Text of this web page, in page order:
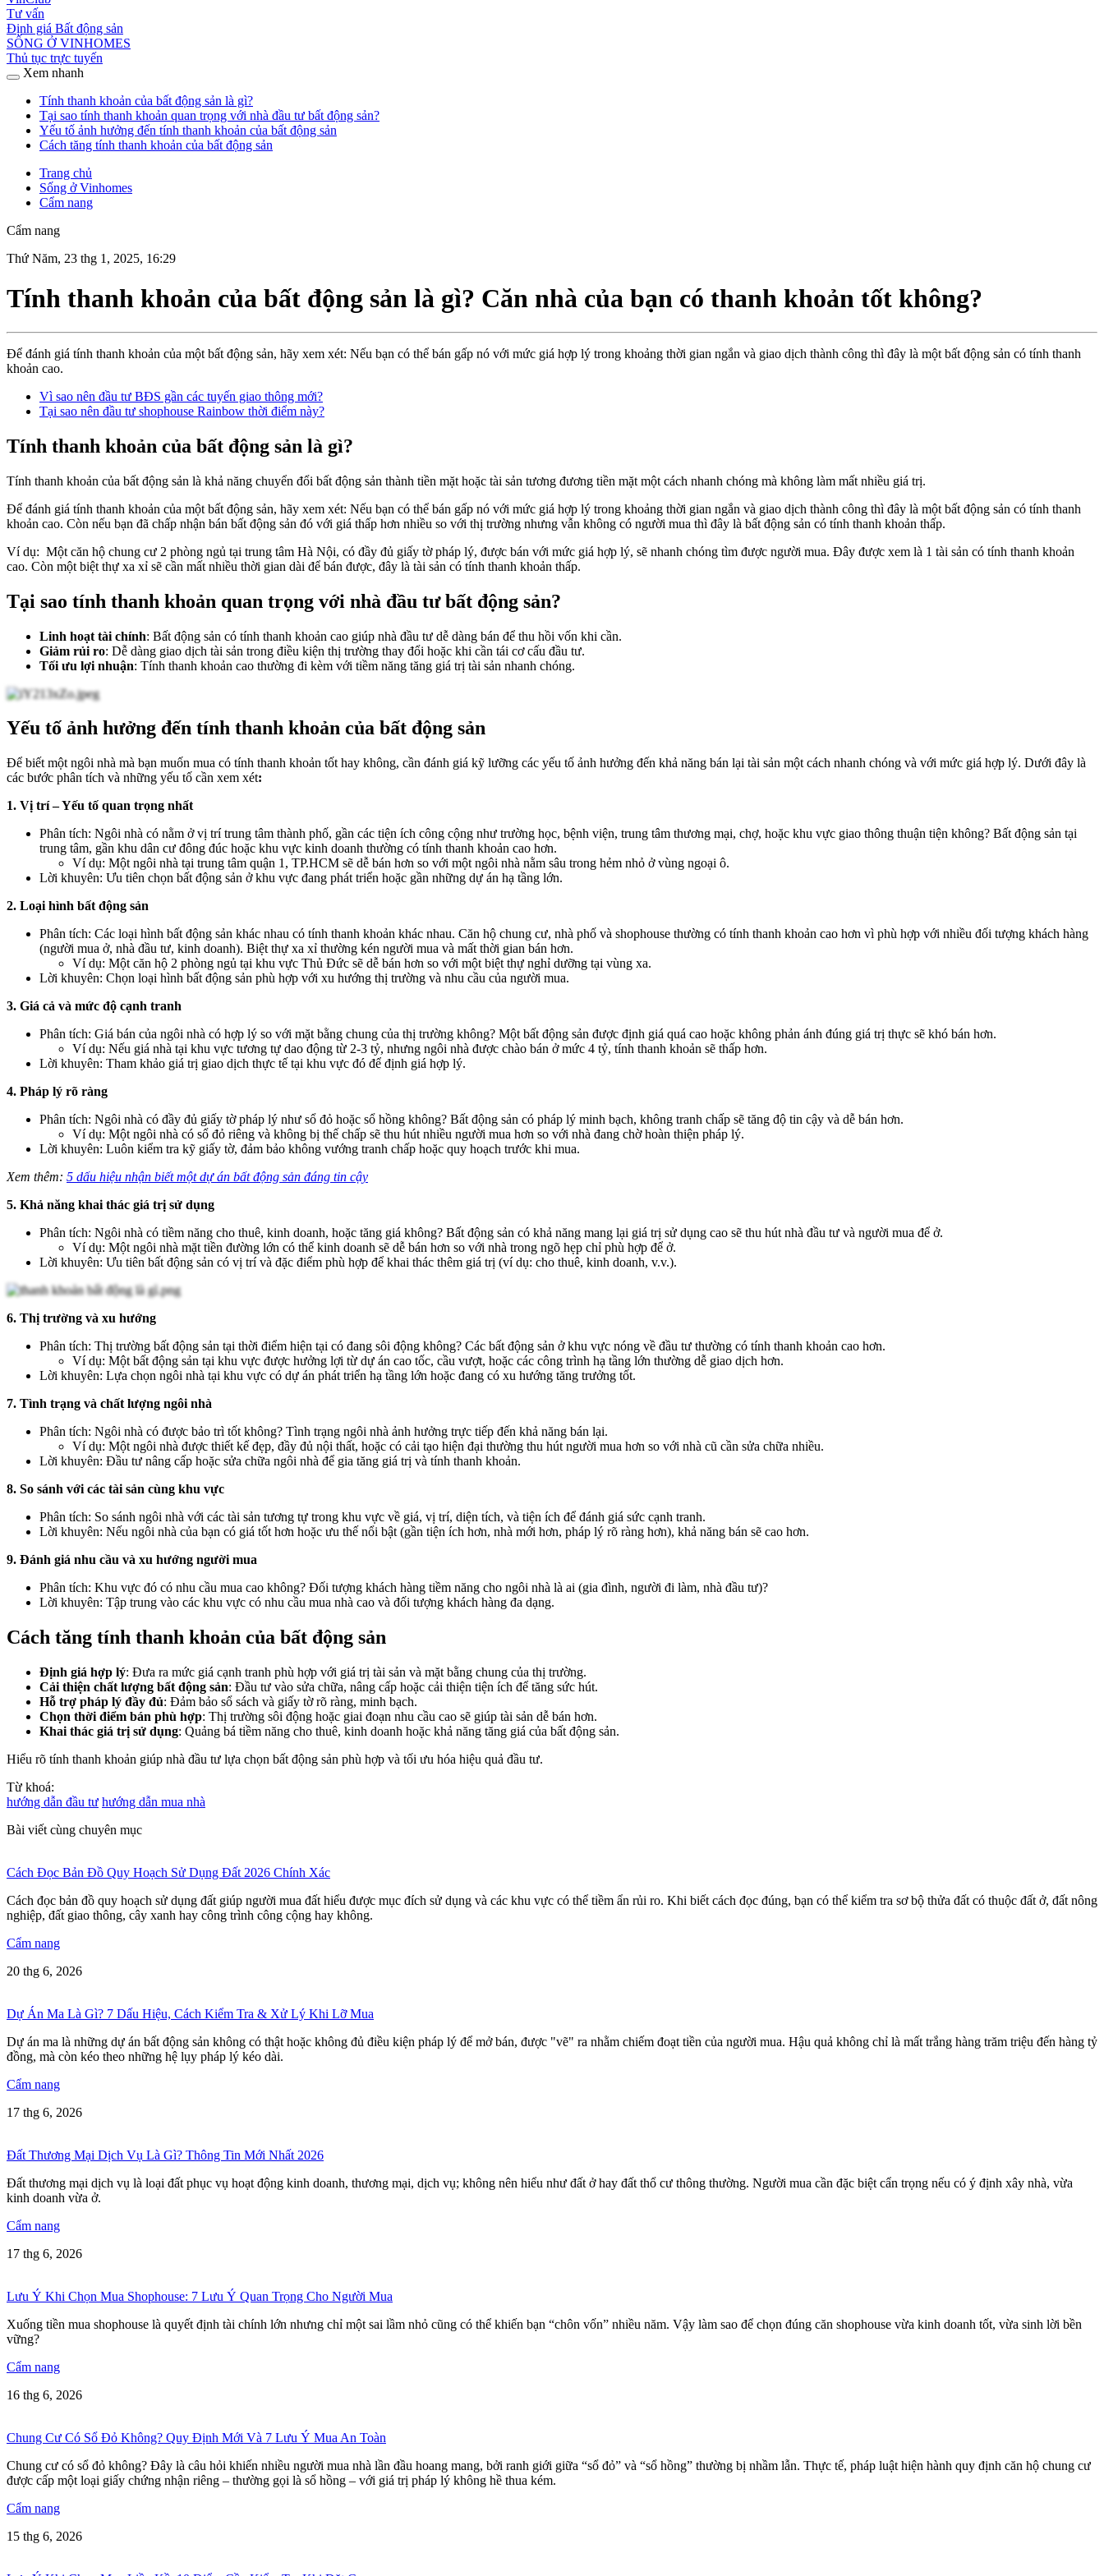
Tư vấn
Định giá Bất động sản
SỐNG Ở VINHOMES
Thủ tục trực tuyến
Xem nhanh
Tính thanh khoản của bất động sản là gì?
Tại sao tính thanh khoản quan trọng với nhà đầu tư bất động sản?
Yếu tố ảnh hưởng đến tính thanh khoản của bất động sản
Cách tăng tính thanh khoản của bất động sản
Trang chủ
Sống ở Vinhomes
Cẩm nang
Cẩm nang
Thứ Năm, 23 thg 1, 2025, 16:29
Tính thanh khoản của bất động sản là gì? Căn nhà của bạn có thanh khoản tốt không?
Để đánh giá tính thanh khoản của một bất động sản, hãy xem xét: Nếu bạn có thể bán gấp nó với mức giá hợp lý trong khoảng thời gian ngắn và giao dịch thành công thì đây là một bất động sản có tính thanh
khoản cao.
Vì sao nên đầu tư BĐS gần các tuyến giao thông mới?
Tại sao nên đầu tư shophouse Rainbow thời điểm này?
Tính thanh khoản của bất động sản là gì?
Tính thanh khoản của bất động sản là khả năng chuyển đổi bất động sản thành tiền mặt hoặc tài sản tương đương tiền mặt một cách nhanh chóng mà không làm mất nhiều giá trị.
Để đánh giá tính thanh khoản của một bất động sản, hãy xem xét: Nếu bạn có thể bán gấp nó với mức giá hợp lý trong khoảng thời gian ngắn và giao dịch thành công thì đây là một bất động sản có tính thanh
khoản cao. Còn nếu bạn đã chấp nhận bán bất động sản đó với giá thấp hơn nhiều so với thị trường nhưng vẫn không có người mua thì đây là bất động sản có tính thanh khoản thấp.
Ví dụ: Một căn hộ chung cư 2 phòng ngủ tại trung tâm Hà Nội, có đầy đủ giấy tờ pháp lý, được bán với mức giá hợp lý, sẽ nhanh chóng tìm được người mua. Đây được xem là 1 tài sản có tính thanh khoản
cao. Còn một biệt thự xa xỉ sẽ cần mất nhiều thời gian dài để bán được, đây là tài sản có tính thanh khoản thấp.
Tại sao tính thanh khoản quan trọng với nhà đầu tư bất động sản?
Linh hoạt tài chính: Bất động sản có tính thanh khoản cao giúp nhà đầu tư dễ dàng bán để thu hồi vốn khi cần.
Giảm rủi ro: Dễ dàng giao dịch tài sản trong điều kiện thị trường thay đổi hoặc khi cần tái cơ cấu đầu tư.
Tối ưu lợi nhuận: Tính thanh khoản cao thường đi kèm với tiềm năng tăng giá trị tài sản nhanh chóng.
Yếu tố ảnh hưởng đến tính thanh khoản của bất động sản
Để biết một ngôi nhà mà bạn muốn mua có tính thanh khoản tốt hay không, cần đánh giá kỹ lưỡng các yếu tố ảnh hưởng đến khả năng bán lại tài sản một cách nhanh chóng và với mức giá hợp lý. Dưới đây là
các bước phân tích và những yếu tố cần xem xét:
1. Vị trí – Yếu tố quan trọng nhất
Phân tích: Ngôi nhà có nằm ở vị trí trung tâm thành phố, gần các tiện ích công cộng như trường học, bệnh viện, trung tâm thương mại, chợ, hoặc khu vực giao thông thuận tiện không? Bất động sản tại
trung tâm, gần khu dân cư đông đúc hoặc khu vực kinh doanh thường có tính thanh khoản cao hơn.
Ví dụ: Một ngôi nhà tại trung tâm quận 1, TP.HCM sẽ dễ bán hơn so với một ngôi nhà nằm sâu trong hẻm nhỏ ở vùng ngoại ô.
Lời khuyên: Ưu tiên chọn bất động sản ở khu vực đang phát triển hoặc gần những dự án hạ tầng lớn.
2. Loại hình bất động sản
Phân tích: Các loại hình bất động sản khác nhau có tính thanh khoản khác nhau. Căn hộ chung cư, nhà phố và shophouse thường có tính thanh khoản cao hơn vì phù hợp với nhiều đối tượng khách hàng
(người mua ở, nhà đầu tư, kinh doanh). Biệt thự xa xỉ thường kén người mua và mất thời gian bán hơn.
Ví dụ: Một căn hộ 2 phòng ngủ tại khu vực Thủ Đức sẽ dễ bán hơn so với một biệt thự nghỉ dưỡng tại vùng xa.
Lời khuyên: Chọn loại hình bất động sản phù hợp với xu hướng thị trường và nhu cầu của người mua.
3. Giá cả và mức độ cạnh tranh
Phân tích: Giá bán của ngôi nhà có hợp lý so với mặt bằng chung của thị trường không? Một bất động sản được định giá quá cao hoặc không phản ánh đúng giá trị thực sẽ khó bán hơn.
Ví dụ: Nếu giá nhà tại khu vực tương tự dao động từ 2-3 tỷ, nhưng ngôi nhà được chào bán ở mức 4 tỷ, tính thanh khoản sẽ thấp hơn.
Lời khuyên: Tham khảo giá trị giao dịch thực tế tại khu vực đó để định giá hợp lý.
4. Pháp lý rõ ràng
Phân tích: Ngôi nhà có đầy đủ giấy tờ pháp lý như sổ đỏ hoặc sổ hồng không? Bất động sản có pháp lý minh bạch, không tranh chấp sẽ tăng độ tin cậy và dễ bán hơn.
Ví dụ: Một ngôi nhà có sổ đỏ riêng và không bị thế chấp sẽ thu hút nhiều người mua hơn so với nhà đang chờ hoàn thiện pháp lý.
Lời khuyên: Luôn kiểm tra kỹ giấy tờ, đảm bảo không vướng tranh chấp hoặc quy hoạch trước khi mua.
Xem thêm: 5 dấu hiệu nhận biết một dự án bất động sản đáng tin cậy
5. Khả năng khai thác giá trị sử dụng
Phân tích: Ngôi nhà có tiềm năng cho thuê, kinh doanh, hoặc tăng giá không? Bất động sản có khả năng mang lại giá trị sử dụng cao sẽ thu hút nhà đầu tư và người mua để ở.
Ví dụ: Một ngôi nhà mặt tiền đường lớn có thể kinh doanh sẽ dễ bán hơn so với nhà trong ngõ hẹp chỉ phù hợp để ở.
Lời khuyên: Ưu tiên bất động sản có vị trí và đặc điểm phù hợp để khai thác thêm giá trị (ví dụ: cho thuê, kinh doanh, v.v.).
6. Thị trường và xu hướng
Phân tích: Thị trường bất động sản tại thời điểm hiện tại có đang sôi động không? Các bất động sản ở khu vực nóng về đầu tư thường có tính thanh khoản cao hơn.
Ví dụ: Một bất động sản tại khu vực được hưởng lợi từ dự án cao tốc, cầu vượt, hoặc các công trình hạ tầng lớn thường dễ giao dịch hơn.
Lời khuyên: Lựa chọn ngôi nhà tại khu vực có dự án phát triển hạ tầng lớn hoặc đang có xu hướng tăng trưởng tốt.
7. Tình trạng và chất lượng ngôi nhà
Phân tích: Ngôi nhà có được bảo trì tốt không? Tình trạng ngôi nhà ảnh hưởng trực tiếp đến khả năng bán lại.
Ví dụ: Một ngôi nhà được thiết kế đẹp, đầy đủ nội thất, hoặc có cải tạo hiện đại thường thu hút người mua hơn so với nhà cũ cần sửa chữa nhiều.
Lời khuyên: Đầu tư nâng cấp hoặc sửa chữa ngôi nhà để gia tăng giá trị và tính thanh khoản.
8. So sánh với các tài sản cùng khu vực
Phân tích: So sánh ngôi nhà với các tài sản tương tự trong khu vực về giá, vị trí, diện tích, và tiện ích để đánh giá sức cạnh tranh.
Lời khuyên: Nếu ngôi nhà của bạn có giá tốt hơn hoặc ưu thế nổi bật (gần tiện ích hơn, nhà mới hơn, pháp lý rõ ràng hơn), khả năng bán sẽ cao hơn.
9. Đánh giá nhu cầu và xu hướng người mua
Phân tích: Khu vực đó có nhu cầu mua cao không? Đối tượng khách hàng tiềm năng cho ngôi nhà là ai (gia đình, người đi làm, nhà đầu tư)?
Lời khuyên: Tập trung vào các khu vực có nhu cầu mua nhà cao và đối tượng khách hàng đa dạng.
Cách tăng tính thanh khoản của bất động sản
Định giá hợp lý: Đưa ra mức giá cạnh tranh phù hợp với giá trị tài sản và mặt bằng chung của thị trường.
Cải thiện chất lượng bất động sản: Đầu tư vào sửa chữa, nâng cấp hoặc cải thiện tiện ích để tăng sức hút.
Hỗ trợ pháp lý đầy đủ: Đảm bảo sổ sách và giấy tờ rõ ràng, minh bạch.
Chọn thời điểm bán phù hợp: Thị trường sôi động hoặc giai đoạn nhu cầu cao sẽ giúp tài sản dễ bán hơn.
Khai thác giá trị sử dụng: Quảng bá tiềm năng cho thuê, kinh doanh hoặc khả năng tăng giá của bất động sản.
Hiểu rõ tính thanh khoản giúp nhà đầu tư lựa chọn bất động sản phù hợp và tối ưu hóa hiệu quả đầu tư.
Từ khoá:
hướng dẫn đầu tư hướng dẫn mua nhà
Bài viết cùng chuyên mục
Cách Đọc Bản Đồ Quy Hoạch Sử Dụng Đất 2026 Chính Xác
Cách đọc bản đồ quy hoạch sử dụng đất giúp người mua đất hiểu được mục đích sử dụng và các khu vực có thể tiềm ẩn rủi ro. Khi biết cách đọc đúng, bạn có thể kiểm tra sơ bộ thửa đất có thuộc đất ở, đất nông
nghiệp, đất giao thông, cây xanh hay công trình công cộng hay không.
Cẩm nang
20 thg 6, 2026
Dự Án Ma Là Gì? 7 Dấu Hiệu, Cách Kiểm Tra & Xử Lý Khi Lỡ Mua
Dự án ma là những dự án bất động sản không có thật hoặc không đủ điều kiện pháp lý để mở bán, được "vẽ" ra nhằm chiếm đoạt tiền của người mua. Hậu quả không chỉ là mất trắng hàng trăm triệu đến hàng tỷ
đồng, mà còn kéo theo những hệ lụy pháp lý kéo dài.
Cẩm nang
17 thg 6, 2026
Đất Thương Mại Dịch Vụ Là Gì? Thông Tin Mới Nhất 2026
Đất thương mại dịch vụ là loại đất phục vụ hoạt động kinh doanh, thương mại, dịch vụ; không nên hiểu như đất ở hay đất thổ cư thông thường. Người mua cần đặc biệt cẩn trọng nếu có ý định xây nhà, vừa
kinh doanh vừa ở.
Cẩm nang
17 thg 6, 2026
Lưu Ý Khi Chọn Mua Shophouse: 7 Lưu Ý Quan Trọng Cho Người Mua
Xuống tiền mua shophouse là quyết định tài chính lớn nhưng chỉ một sai lầm nhỏ cũng có thể khiến bạn “chôn vốn” nhiều năm. Vậy làm sao để chọn đúng căn shophouse vừa kinh doanh tốt, vừa sinh lời bền
vững?
Cẩm nang
16 thg 6, 2026
Chung Cư Có Sổ Đỏ Không? Quy Định Mới Và 7 Lưu Ý Mua An Toàn
Chung cư có sổ đỏ không? Đây là câu hỏi khiến nhiều người mua nhà lần đầu hoang mang, bởi ranh giới giữa “sổ đỏ” và “sổ hồng” thường bị nhầm lẫn. Thực tế, pháp luật hiện hành quy định căn hộ chung cư
được cấp một loại giấy chứng nhận riêng – thường gọi là sổ hồng – với giá trị pháp lý không hề thua kém.
Cẩm nang
15 thg 6, 2026